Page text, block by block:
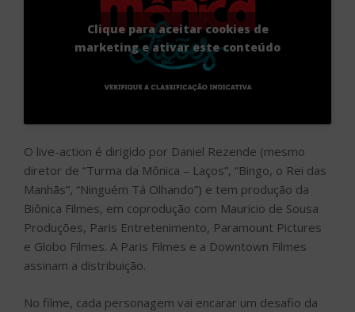
Clique para aceitar cookies de
marketing e ativar este conteúdo
O live-action é dirigido por Daniel Rezende (mesmo
diretor de “Turma da Mônica – Laços”, “Bingo, o Rei das
Manhãs”, “Ninguém Tá Olhando”) e tem produção da
Biônica Filmes, em coprodução com Mauricio de Sousa
Produções, Paris Entretenimento, Paramount Pictures
e Globo Filmes. A Paris Filmes e a Downtown Filmes
assinam a distribuição.
No filme, cada personagem vai encarar um desafio da